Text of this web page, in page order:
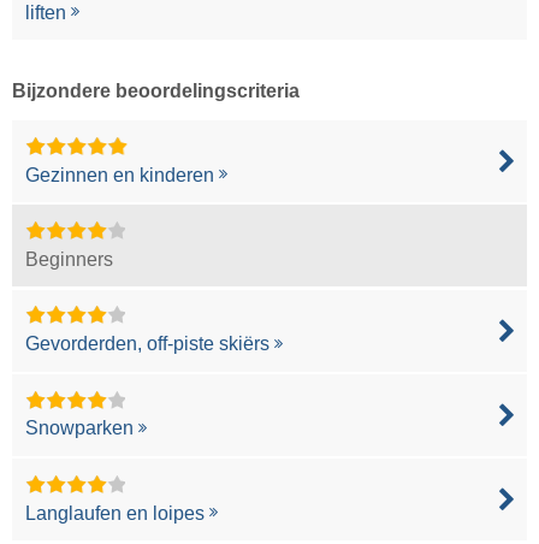
liften
Bijzondere beoordelingscriteria
Gezinnen en kinderen
Beginners
Gevorderden, off-piste skiërs
Snowparken
Langlaufen en loipes